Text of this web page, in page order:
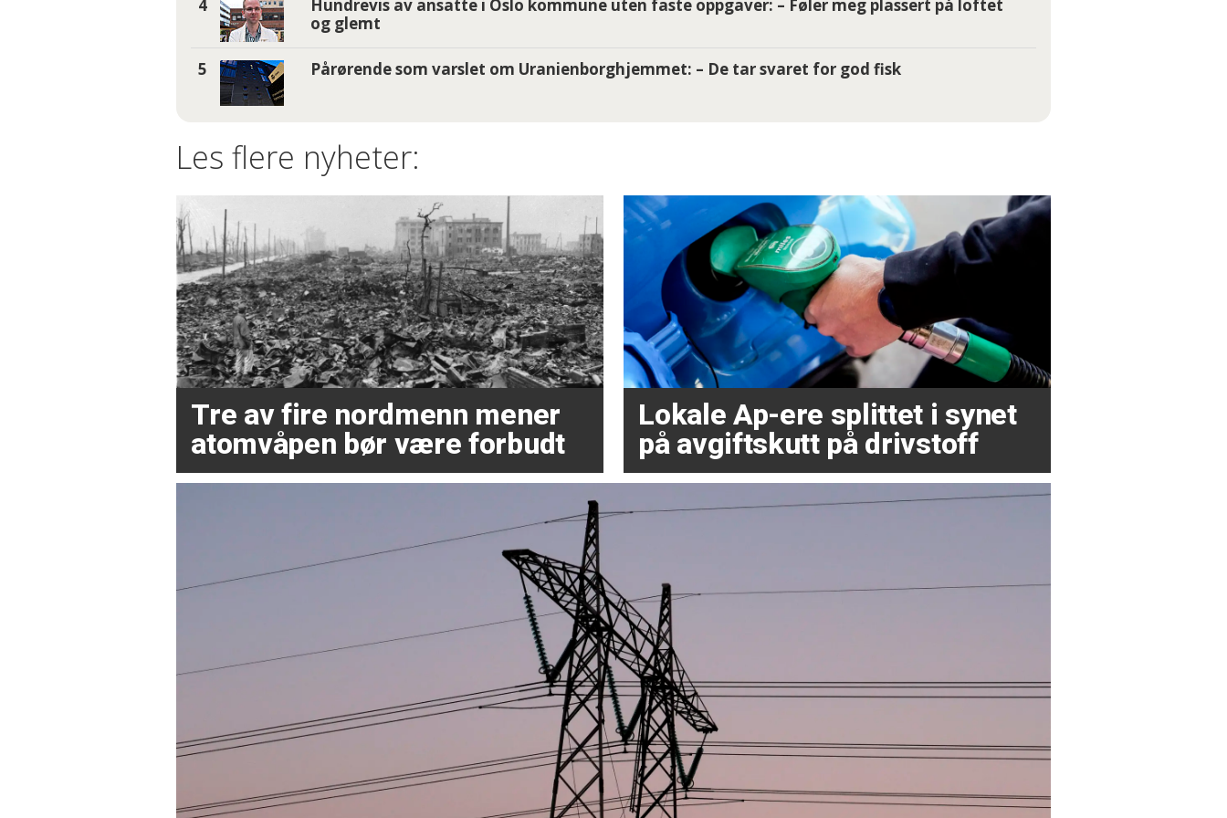
Hundrevis av ansatte i Oslo kommune uten faste oppgaver: – Føler meg plassert på loftet
og glemt
Pårørende som varslet om Uranienborghjemmet: – De tar svaret for god fisk
Les flere nyheter:
Tre av fire nordmenn mener
atomvåpen bør være forbudt
Lokale Ap-ere splittet i synet
på avgiftskutt på drivstoff